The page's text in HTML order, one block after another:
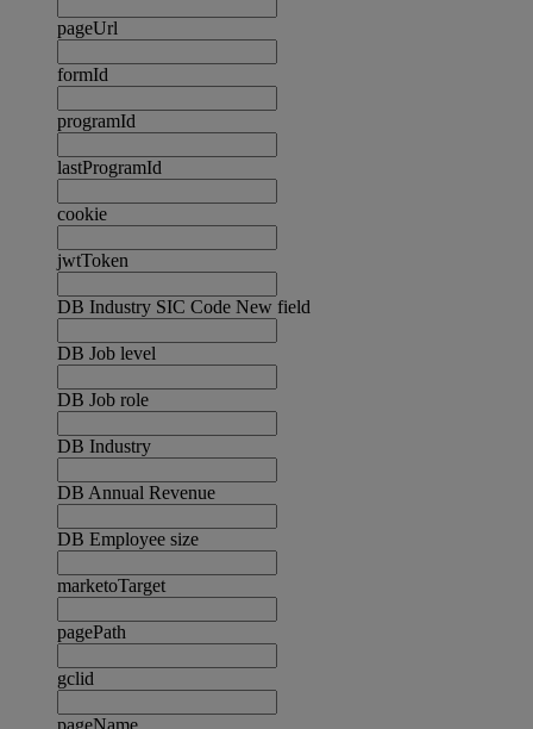
pageUrl
formId
programId
lastProgramId
cookie
jwtToken
DB Industry SIC Code New field
DB Job level
DB Job role
DB Industry
DB Annual Revenue
DB Employee size
marketoTarget
pagePath
gclid
pageName